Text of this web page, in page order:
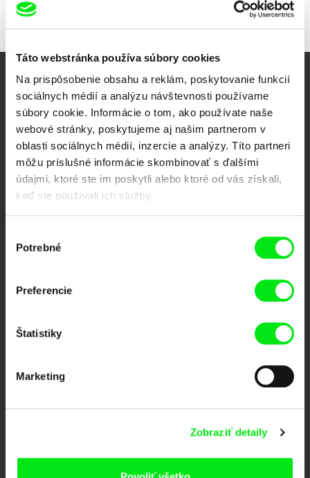
Táto webstránka používa súbory cookies
Na prispôsobenie obsahu a reklám, poskytovanie funkcií
sociálnych médií a analýzu návštevnosti používame
súbory cookie. Informácie o tom, ako používate naše
webové stránky, poskytujeme aj našim partnerom v
oblasti sociálnych médií, inzercie a analýzy. Títo partneri
môžu príslušné informácie skombinovať s ďalšími
údajmi, ktoré ste im poskytli alebo ktoré od vás získali,
keď ste používali ich služby.
súhlasu
Potrebné
Preferencie
Štatistiky
Marketing
Zobraziť detaily
Vaše online kino
Nové filmy každý týždeň
Portál DAFilms vznikol vďaka tvorivej spolupráci siedmich významných
európskych festivalov dokumentárneho filmu združených pod Doc Alliance.
Členovia Doc Alliance
CPH:DOX DOK Leipzig